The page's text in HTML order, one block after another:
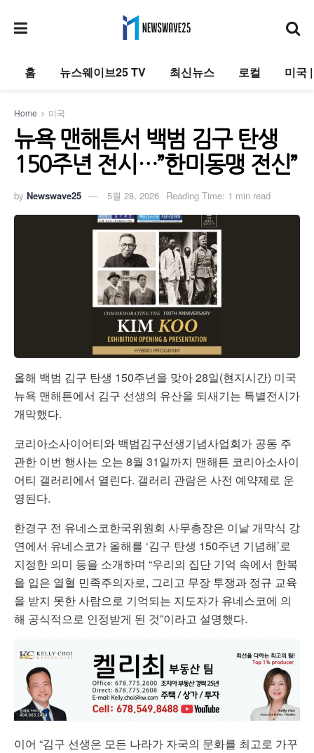
홈 뉴스웨이브25 TV 최신뉴스 로컬 미국
Home 미국
뉴욕 맨해튼서 백범 김구 탄생
150주년 전시…”한미동맹 전신”
by Newswave25 5월 28, 2026 Reading Time: 1 min read
올해 백범 김구 탄생 150주년을 맞아 28일(현지시간) 미국
뉴욕 맨해튼에서 김구 선생의 유산을 되새기는 특별전시가
개막했다.
코리아소사이어티와 백범김구선생기념사업회가 공동 주
관한 이번 행사는 오는 8월 31일까지 맨해튼 코리아소사이
어티 갤러리에서 열린다. 갤러리 관람은 사전 예약제로 운
영된다.
한경구 전 유네스코한국위원회 사무총장은 이날 개막식 강
연에서 유네스코가 올해를 ‘김구 탄생 150주년 기념해’로
지정한 의미 등을 소개하며 “우리의 집단 기억 속에서 한복
을 입은 열혈 민족주의자로, 그리고 무장 투쟁과 정규 교육
을 받지 못한 사람으로 기억되는 지도자가 유네스코에 의
해 공식적으로 인정받게 된 것”이라고 설명했다.
이어 “김구 선생은 모든 나라가 자국의 문화를 최고로 가꾸